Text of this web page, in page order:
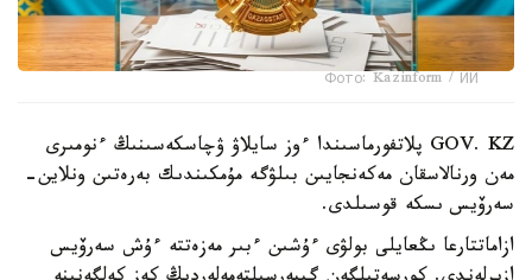
Фото: Kazinform / ИИ
GOV. KZ پلاتفورماسىندا ءوز سايلاۋ ۋچاسكەسىنىڭ ءنومىرى
مەن ورنالاسقان مەكەنجايىن بىلۋگە مۇمكىندىك بەرەتىن ونلاين-
سەرۆيس ىسكە قوسىلدى.
ازاماتتارعا ىڭعايلى بولۋى ءۇشىن ءبىر مەزەتتە ءۇش سەرۆيس